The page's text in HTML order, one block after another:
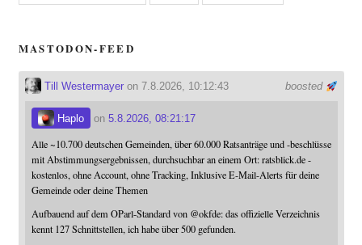
MASTODON-FEED
boosted
Till Westermayeron 7.8.2026, 10:12:43
Haplo on 5.8.2026, 08:21:17
Alle ~10.700 deutschen Gemeinden, über 60.000 Ratsanträge und -beschlüsse
mit Abstimmungsergebnissen, durchsuchbar an einem Ort: ratsblick.de -
kostenlos, ohne Account, ohne Tracking, Inklusive E-Mail-Alerts für deine
Gemeinde oder deine Themen
Aufbauend auf dem OParl-Standard von @okfde: das offizielle Verzeichnis
kennt 127 Schnittstellen, ich habe über 500 gefunden.